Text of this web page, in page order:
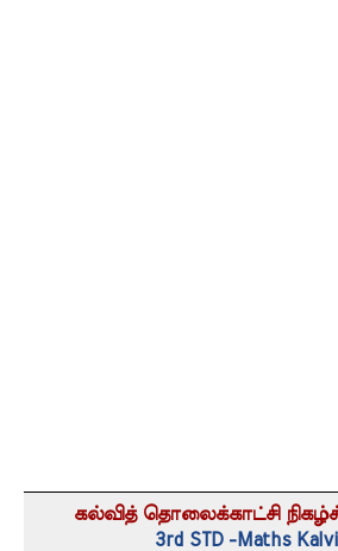
கல்வித் தொலைக்காட்சி
3rd STD -Maths